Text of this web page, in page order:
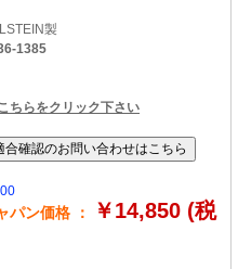
製
1385
ちらをクリック下さい
パン価格 ：
￥14,850 (税